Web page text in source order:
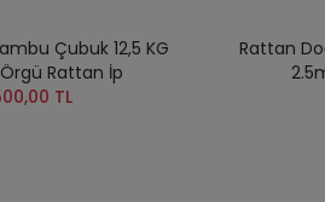
Çubuk 12,5 KG
Rattan İp
TL
Rattan